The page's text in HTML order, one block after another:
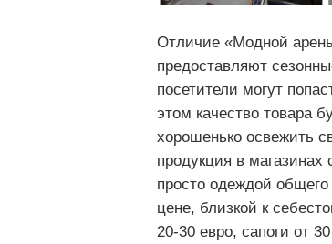
Отличие «Модной
предоставляют
посетители могут
этом качество товара
хорошенько освежить
продукция в
просто одеждой
цене, близкой к
20-30 евро, сапоги от